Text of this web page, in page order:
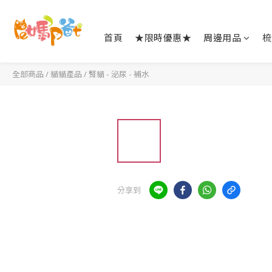
首頁 ★限時優惠★ 周邊用品
全部商品 /貓貓產品 / 腎貓 - 泌尿 - 補水
分享到